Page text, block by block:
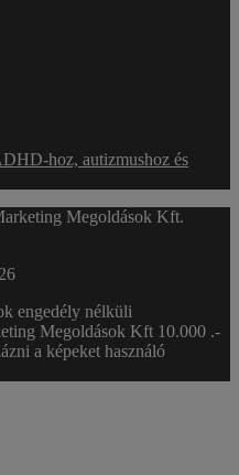
hoz, autizmushoz és
Megoldások Kft.
engedély nélküli
Megoldások Kft 10.000 .-
a képeket használó